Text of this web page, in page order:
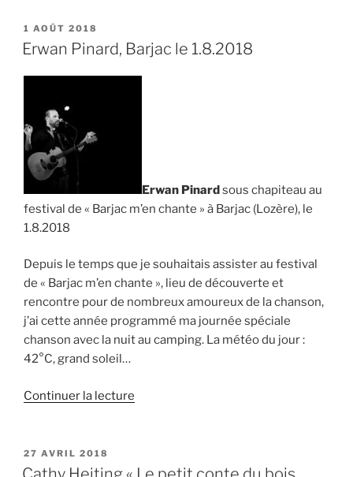
le
PUBLIÉ
LE
1 AOÛT 2018
Erwan Pinard, Barjac le 1.8.2018
Erwan Pinardsous chapiteau au
festival de « Barjac m’en chante » à Barjac (Lozère), le
1.8.2018
Depuis le temps que je souhaitais assister au festival
de « Barjac m’en chante », lieu de découverte et
rencontre pour de nombreux amoureux de la chanson,
j’ai cette année programmé ma journée spéciale
chanson avec la nuit au camping. La météo du jour :
42°C, grand soleil…
Continuer la lecture
le
PUBLIÉ
LE
27 AVRIL 2018